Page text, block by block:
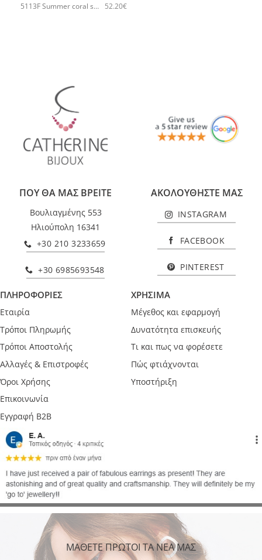
5113F Summer coral small χειροποίητα σκουλαρίκια Catherine bijoux Τυρκουάζ 52.20€
ΠΟΥ ΘΑ ΜΑΣ ΒΡΕΙΤΕ
Βουλιαγμένης 553
Ηλιούπολη 16341
+30 210 3233659
+30 6985693548
ΑΚΟΛΟΥΘΗΣΤΕ ΜΑΣ
INSTAGRAM
FACEBOOK
PINTEREST
ΠΛΗΡΟΦΟΡΙΕΣ
Εταιρία
Τρόποι Πληρωμής
Τρόποι Αποστολής
Αλλαγές & Επιστροφές
Όροι Χρήσης
Επικοινωνία
Εγγραφή B2B
ΧΡΗΣΙΜΑ
Μέγεθος και εφαρμογή
Δυνατότητα επισκευής
Τι και πως να φορέσετε
Πώς φτιάχνονται
Υποστήριξη
ΜΑΘΕΤΕ ΠΡΩΤΟΙ ΤΑ ΝΕΑ ΜΑΣ